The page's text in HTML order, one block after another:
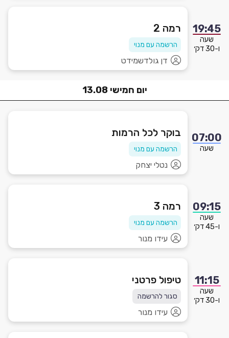
19:45
שעה
ו-30 דק׳
רמה 2
הרשמה עם מנוי
דן גולדשמידט
יום חמישי 13.08
07:00
שעה
בוקר לכל הרמות
הרשמה עם מנוי
נטלי יצחק
09:15
שעה
ו-45 דק׳
רמה 3
הרשמה עם מנוי
עידו מנור
11:15
שעה
ו-30 דק׳
טיפול פרטני
סגור להרשמה
עידו מנור